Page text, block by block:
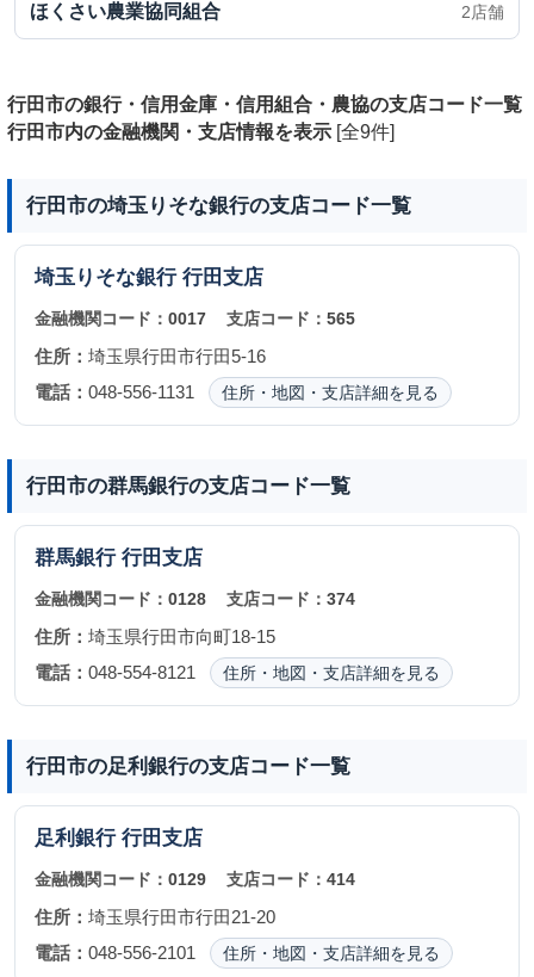
ほくさい農業協同組合 2店舗
行田市の銀行・信用金庫・信用組合・農協の支店コード一覧
行田市内の金融機関・支店情報を表示 [全9件]
行田市の埼玉りそな銀行の支店コード一覧
埼玉りそな銀行 行田支店
金融機関コード： 0017 支店コード：565
住所： 埼玉県行田市行田5-16
電話： 048-556-1131 住所・地図・支店詳細を見る
行田市の群馬銀行の支店コード一覧
群馬銀行 行田支店
金融機関コード： 0128 支店コード：374
住所： 埼玉県行田市向町18-15
電話： 048-554-8121 住所・地図・支店詳細を見る
行田市の足利銀行の支店コード一覧
足利銀行 行田支店
金融機関コード： 0129 支店コード：414
住所： 埼玉県行田市行田21-20
電話： 048-556-2101 住所・地図・支店詳細を見る